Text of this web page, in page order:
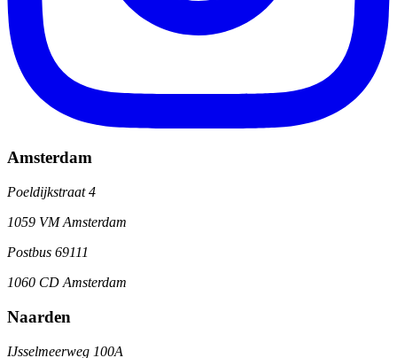
Amsterdam
Poeldijkstraat 4
1059 VM Amsterdam
Postbus 69111
1060 CD Amsterdam
Naarden
IJsselmeerweg 100A